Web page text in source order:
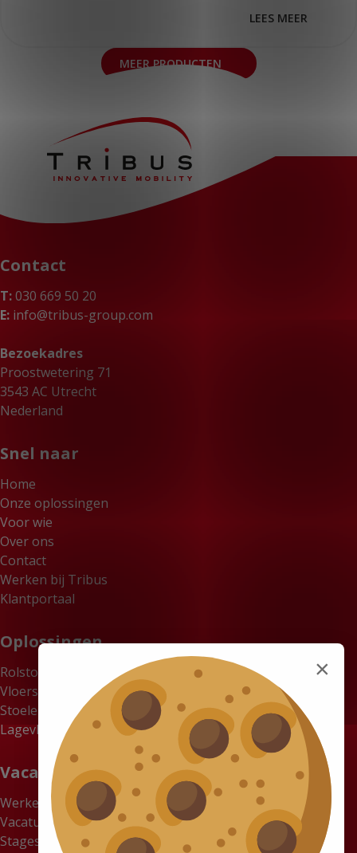
LEES MEER
MEER PRODUCTEN
Contact
T:030 669 50 20
E: info@tribus-group.com
Bezoekadres
Proostwetering 71
3543 AC Utrecht
Nederland
Snel naar
Home
Onze oplossingen
Voor wie
Over ons
Contact
Werken bij Tribus
Klantportaal
Oplossingen
Rolstoelbussen
Vloersystemen
Stoelen
Lagevloerbussen
Vacatures
Werken bij Tribus
Vacatures
Stages
×